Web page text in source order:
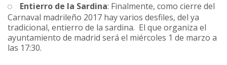
Entierro de la Sardina: Finalmente, como cierre del
Carnaval madrileño 2017 hay varios desfiles, del ya
tradicional, entierro de la sardina. El que organiza el
ayuntamiento de madrid será el miércoles 1 de marzo a
las 17:30.